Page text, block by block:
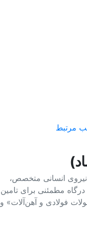
مرتبط
نیروی انسانی متخصص،
مطمئنی برای تامین
فولادی و آهن‌آلات» و